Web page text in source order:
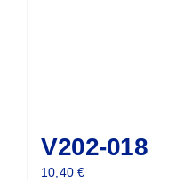
V202-018
10,40€